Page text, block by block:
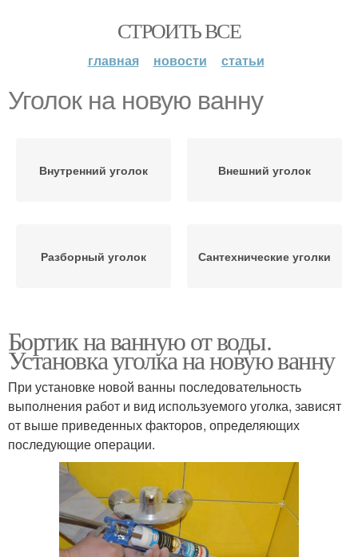
СТРОИТЬ ВСЕ
главная новости статьи
Уголок на новую ванну
Внутренний уголок Внешний уголок
Разборный уголок Сантехнические уголки
Бортик на ванную от воды.
Установка уголка на новую ванну
При установке новой ванны последовательность
выполнения работ и вид используемого уголка, зависят
от выше приведенных факторов, определяющих
последующие операции.